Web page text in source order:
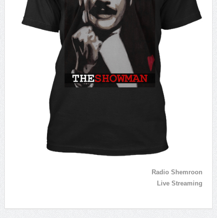
Radio Shemroon
Live Streaming